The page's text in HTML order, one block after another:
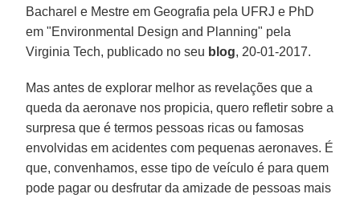
Bacharel e Mestre em Geografia pela UFRJ e PhD
em "Environmental Design and Planning" pela
Virginia Tech, publicado no seu blog, 20-01-2017.
Mas antes de explorar melhor as revelações que a
queda da aeronave nos propicia, quero refletir sobre a
surpresa que é termos pessoas ricas ou famosas
envolvidas em acidentes com pequenas aeronaves. É
que, convenhamos, esse tipo de veículo é para quem
pode pagar ou desfrutar da amizade de pessoas mais